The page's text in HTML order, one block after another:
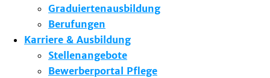
Graduiertenausbildung
Berufungen
Karriere & Ausbildung
Stellenangebote
Bewerberportal Pflege